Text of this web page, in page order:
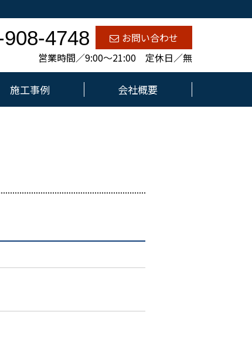
4748
お問い合わせ
営業時間／9:00～21:00 定休日／無
施工事例 会社概要